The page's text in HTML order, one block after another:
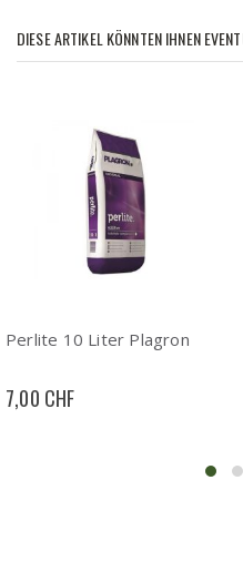
DIESE ARTIKEL KÖNNTEN IHNEN
Perlite 10 Liter Plagron
7,00 CHF